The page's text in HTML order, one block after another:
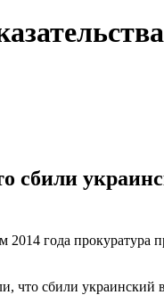
года прокуратура
что сбили